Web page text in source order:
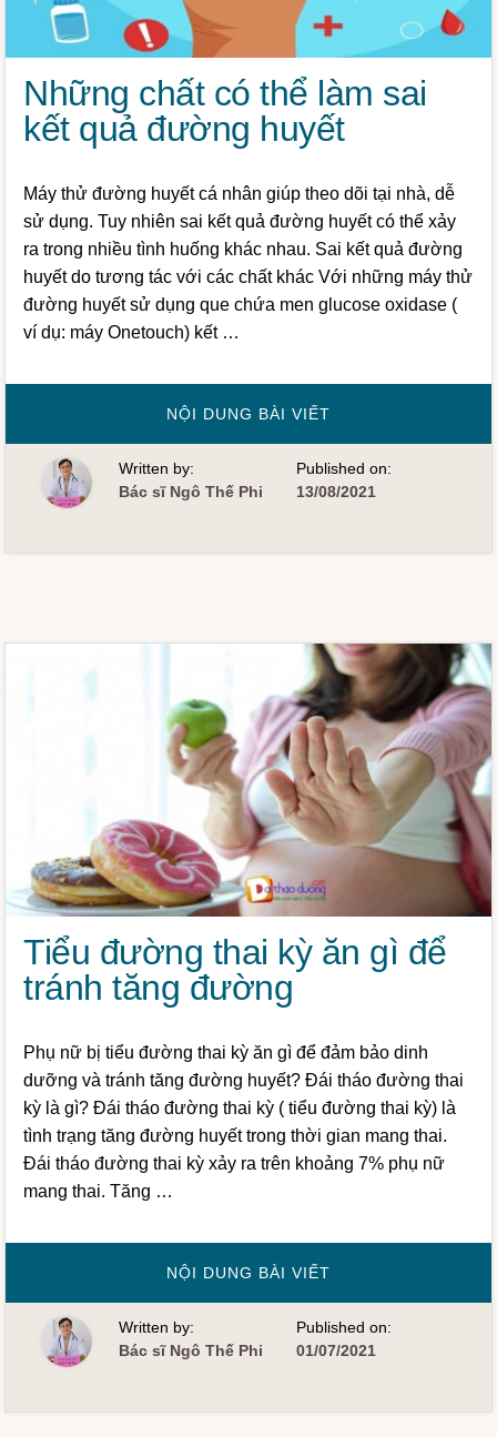
Những chất có thể làm sai
kết quả đường huyết
Máy thử đường huyết cá nhân giúp theo dõi tại nhà, dễ
sử dụng. Tuy nhiên sai kết quả đường huyết có thể xảy
ra trong nhiều tình huống khác nhau. Sai kết quả đường
huyết do tương tác với các chất khác Với những máy thử
đường huyết sử dụng que chứa men glucose oxidase (
ví dụ: máy Onetouch) kết …
NỘI DUNG BÀI VIẾT
CÓ
THỂ
LÀM
SAI
Written by:
Bác sĩ Ngô Thế Phi
Published on:
13/08/2021
Tiểu đường thai kỳ ăn gì để
tránh tăng đường
Phụ nữ bị tiểu đường thai kỳ ăn gì để đảm bảo dinh
dưỡng và tránh tăng đường huyết? Đái tháo đường thai
kỳ là gì? Đái tháo đường thai kỳ ( tiểu đường thai kỳ) là
tình trạng tăng đường huyết trong thời gian mang thai.
Đái tháo đường thai kỳ xảy ra trên khoảng 7% phụ nữ
mang thai. Tăng …
NỘI DUNG BÀI VIẾT
THAI
KỲ
ĂN
GÌ
Written by:
Bác sĩ Ngô Thế Phi
Published on:
01/07/2021